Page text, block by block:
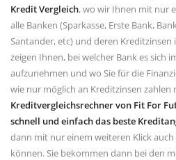
Kredit Vergleich, wo wir Ihnen mit nur
alle Banken (Sparkasse, Erste Bank,
Santander, etc) und deren Kreditzinsen
zeigen Ihnen, bei welcher Bank es sich
aufzunehmen und wo Sie für die
wie nur möglich an Kreditzinsen zahlen
Kreditvergleichsrechner von Fit For
schnell und einfach das beste
dann mit nur einem weiteren Klick
können. Sie bekommen dann bei den